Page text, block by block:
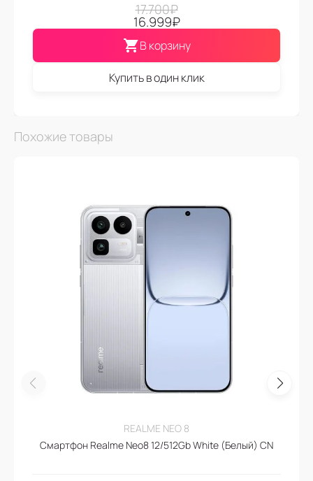
17.700₽
16.999₽
В корзину
Купить в один клик
Похожие товары
REALME NEO 8
Смартфон Realme Neo8 12/512Gb White (Белый) CN